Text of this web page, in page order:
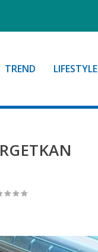
TREND LIFESTYLE